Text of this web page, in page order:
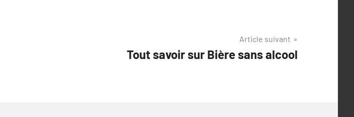
Article suivant
Tout savoir sur Bière sans alcool